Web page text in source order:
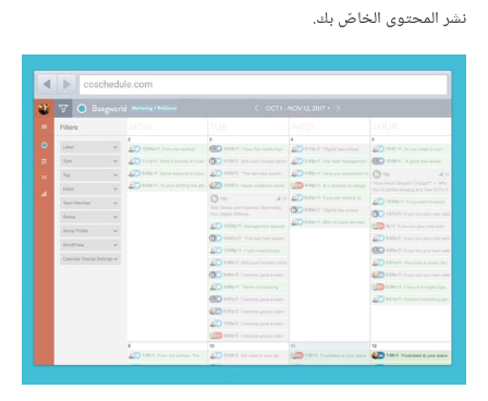
نشر المحتوى الخاصّ بك.